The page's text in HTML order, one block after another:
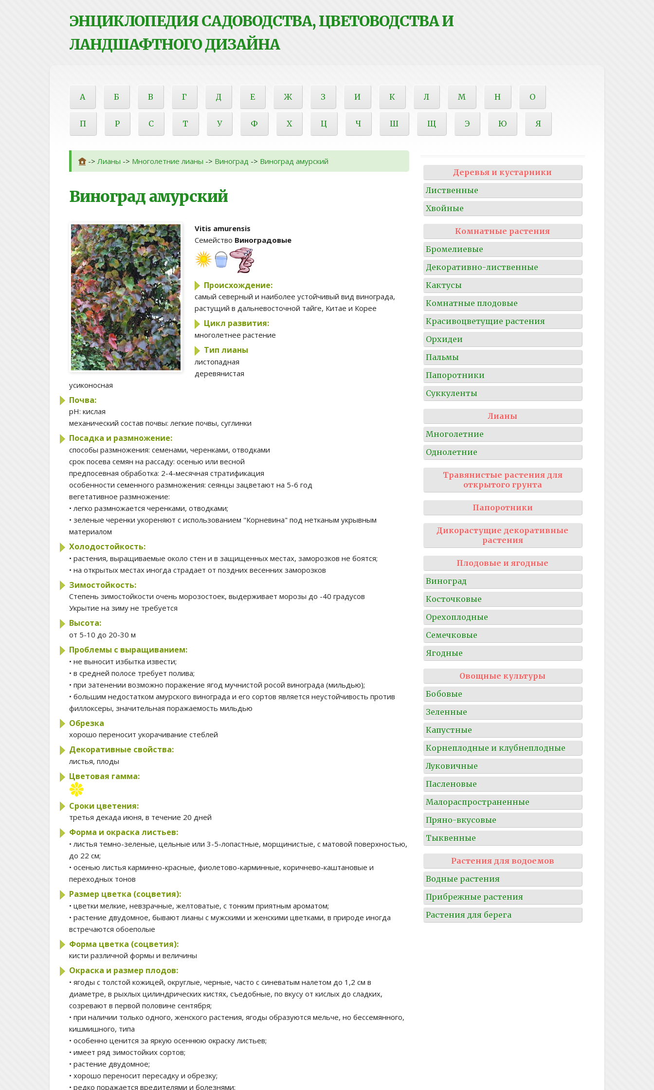
ЭНЦИКЛОПЕДИЯ САДОВОДСТВА, ЦВЕТОВОДСТВА И
ЛАНДШАФТНОГО ДИЗАЙНА
А Б В Г Д Е Ж З И К Л М Н О
П Р С Т У Ф Х Ц Ч Ш Щ Э Ю Я
-> Лианы -> Многолетние лианы -> Виноград -> Виноград амурский
Виноград амурский
Vitis amurensis
Семейство Виноградовые
Происхождение:
самый северный и наиболее устойчивый вид винограда,
растущий в дальневосточной тайге, Китае и Корее
Цикл развития:
многолетнее растение
Тип лианы
листопадная
деревянистая
усиконосная
Почва:
pH: кислая
механический состав почвы:легкие почвы, суглинки
Посадка и размножение:
способы размножения: семенами, черенками, отводками
срок посева семян на рассаду: осенью или весной
предпосевная обработка: 2-4-месячная стратификация
особенности семенного размножения: сеянцы зацветают на 5-6 год
вегетативное размножение:
• легко размножается черенками, отводками;
• зеленые черенки укореняют с использованием "Корневина" под нетканым укрывным
материалом
Холодостойкость:
• растения, выращиваемые около стен и в защищенных местах, заморозков не боятся;
• на открытых местах иногда страдает от поздних весенних заморозков
Зимостойкость:
Степень зимостойкости очень морозостоек, выдерживает морозы до -40 градусов
Укрытие на зиму не требуется
Высота:
от 5-10 до 20-30 м
Проблемы с выращиванием:
• не выносит избытка извести;
• в средней полосе требует полива;
• при затенении возможно поражение ягод мучнистой росой винограда (мильдью);
• большим недостатком амурского винограда и его сортов является неустойчивость против
филлоксеры, значительная поражаемость мильдью
Обрезка
хорошо переносит укорачивание стеблей
Декоративные свойства:
листья, плоды
Цветовая гамма:
Сроки цветения:
третья декада июня, в течение 20 дней
Форма и окраска листьев:
• листья темно-зеленые, цельные или 3-5-лопастные, морщинистые, с матовой поверхностью,
до 22 см;
• осенью листья карминно-красные, фиолетово-карминные, коричнево-каштановые и
переходных тонов
Размер цветка (соцветия):
• цветки мелкие, невзрачные, желтоватые, с тонким приятным ароматом;
• растение двудомное, бывают лианы с мужскими и женскими цветками, в природе иногда
встречаются обоеполые
Форма цветка (соцветия):
кисти различной формы и величины
Окраска и размер плодов:
• ягоды с толстой кожицей, округлые, черные, часто с синеватым налетом до 1,2 см в
диаметре, в рыхлых цилиндрических кистях, съедобные, по вкусу от кислых до сладких,
созревают в первой половине сентября;
• при наличии только одного, женского растения, ягоды образуются мельче, но бессемянного,
кишмишного, типа
• особенно ценится за яркую осеннюю окраску листьев;
• имеет ряд зимостойких сортов;
• растение двудомное;
• хорошо переносит пересадку и обрезку;
• редко поражается вредителями и болезнями;
Деревья и кустарники
Лиственные
Хвойные
Комнатные растения
Бромелиевые
Декоративно-лиственные
Кактусы
Комнатные плодовые
Красивоцветущие растения
Орхидеи
Пальмы
Папоротники
Суккуленты
Лианы
Многолетние
Однолетние
Травянистые растения для
открытого грунта
Папоротники
Дикорастущие декоративные
растения
Плодовые и ягодные
Виноград
Косточковые
Орехоплодные
Семечковые
Ягодные
Овощные культуры
Бобовые
Зеленные
Капустные
Корнеплодные и клубнеплодные
Луковичные
Пасленовые
Малораспространенные
Пряно-вкусовые
Тыквенные
Растения для водоемов
Водные растения
Прибрежные растения
Растения для берега